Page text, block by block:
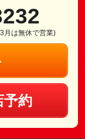
月は無休で営業)
予約